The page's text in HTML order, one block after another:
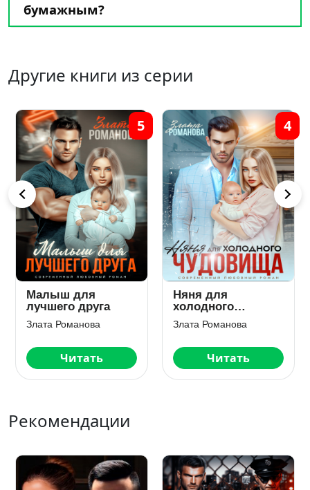
бумажным?
Другие книги из серии
Малыш для
лучшего друга
Злата Романова
Читать
5
Няня для
холодного
чудовища
Злата Романова
Читать
4
Рекомендации